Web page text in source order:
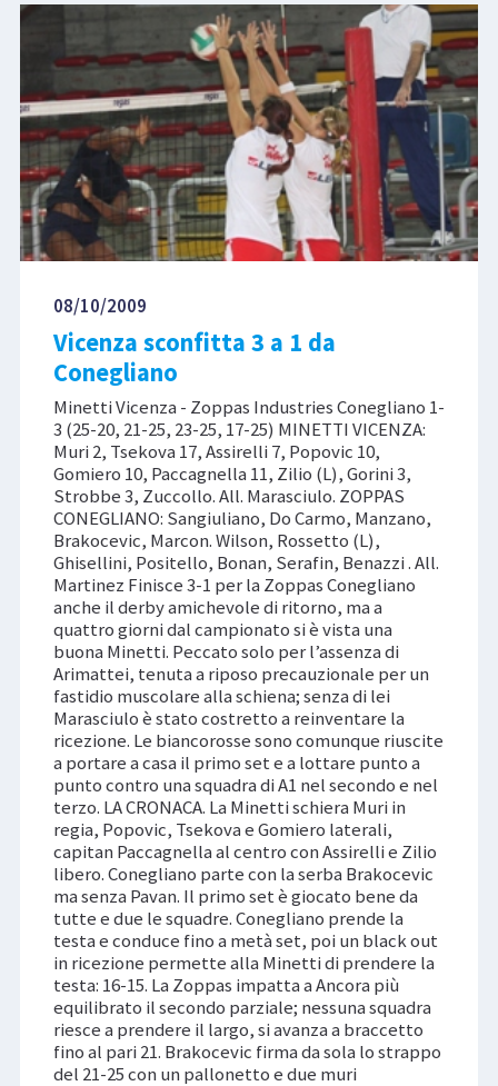
08/10/2009
Vicenza sconfitta 3 a 1 da
Conegliano
Minetti Vicenza - Zoppas Industries Conegliano 1-
3 (25-20, 21-25, 23-25, 17-25) MINETTI VICENZA:
Muri 2, Tsekova 17, Assirelli 7, Popovic 10,
Gomiero 10, Paccagnella 11, Zilio (L), Gorini 3,
Strobbe 3, Zuccollo. All. Marasciulo. ZOPPAS
CONEGLIANO: Sangiuliano, Do Carmo, Manzano,
Brakocevic, Marcon. Wilson, Rossetto (L),
Ghisellini, Positello, Bonan, Serafin, Benazzi . All.
Martinez Finisce 3-1 per la Zoppas Conegliano
anche il derby amichevole di ritorno, ma a
quattro giorni dal campionato si è vista una
buona Minetti. Peccato solo per l’assenza di
Arimattei, tenuta a riposo precauzionale per un
fastidio muscolare alla schiena; senza di lei
Marasciulo è stato costretto a reinventare la
ricezione. Le biancorosse sono comunque riuscite
a portare a casa il primo set e a lottare punto a
punto contro una squadra di A1 nel secondo e nel
terzo. LA CRONACA. La Minetti schiera Muri in
regia, Popovic, Tsekova e Gomiero laterali,
capitan Paccagnella al centro con Assirelli e Zilio
libero. Conegliano parte con la serba Brakocevic
ma senza Pavan. Il primo set è giocato bene da
tutte e due le squadre. Conegliano prende la
testa e conduce fino a metà set, poi un black out
in ricezione permette alla Minetti di prendere la
testa: 16-15. La Zoppas impatta a Ancora più
equilibrato il secondo parziale; nessuna squadra
riesce a prendere il largo, si avanza a braccetto
fino al pari 21. Brakocevic firma da sola lo strappo
del 21-25 con un pallonetto e due muri